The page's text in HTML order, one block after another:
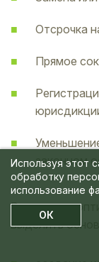
Отсрочка
Прямое
законном
В процессе
выделить
Используя этот
обработку
использование
ОК